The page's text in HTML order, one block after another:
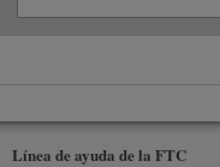
Línea de ayuda de la FTC